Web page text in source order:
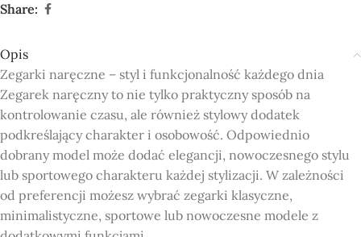
Share:
Opis
Zegarki naręczne – styl i funkcjonalność każdego dnia
Zegarek naręczny to nie tylko praktyczny sposób na
kontrolowanie czasu, ale również stylowy dodatek
podkreślający charakter i osobowość. Odpowiednio
dobrany model może dodać elegancji, nowoczesnego stylu
lub sportowego charakteru każdej stylizacji. W zależności
od preferencji możesz wybrać zegarki klasyczne,
minimalistyczne, sportowe lub nowoczesne modele z